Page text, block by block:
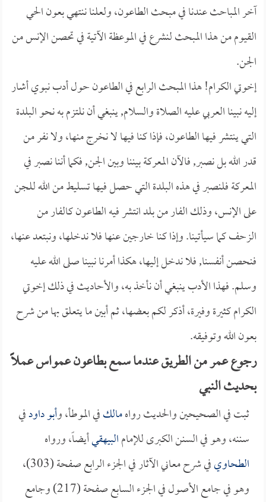
آخر المباحث عندنا في مبحث الطاعون، ولعلنا ننتهي بعون الحي
القيوم من هذا المبحث لنشرع في الموعظة الآتية في تحصن الإنس من
الجن.
إخوتي الكرام! هذا المبحث الرابع في الطاعون حول أدب نبوي أشار
إليه نبينا العربي عليه الصلاة والسلام, ينبغي أن نلتزم به نحو البلدة
التي ينتشر فيها الطاعون، فإذا كنا فيها لا نخرج منها، ولا نفر من
قدر الله بل نصبر, فالآن المعركة بيننا وبين الجن, فكما أننا نصبر في
المعركة فلنصبر في هذه البلدة التي حصل فيها تسليط من الله للجن
على الإنس، وذلك الفار من بلد انتشر فيه الطاعون كالفار من
الزحف كما سيأتينا. وإذا كنا خارجين عنها فلا ندخلها، ونبتعد عنها،
فنحصن أنفسنا, فلا ندخل إليها، هكذا أمرنا نبينا صلى الله عليه
وسلم. فهذا الأدب ينبغي أن نأخذ به، والأحاديث في ذلك إخوتي
الكرام كثيرة وفيرة، أذكر لكم بعضها، ثم أبين ما يتعلق بها من شرح
بعون الله وتوفيقه.
رجوع عمر من الطريق عندما سمع بطاعون عمواس عملاً
بحديث النبي
ثبت في الصحيحين والحديث رواهمالكفي الموطأ، وأبو داودفي
سننه، وهو في السنن الكبرى للإمامالبيهقيأيضاً، ورواه
الطحاوي
في شرح معاني الآثار في الجزء الرابع صفحة (303)،
وهو في جامع الأصول في الجزء السابع صفحة (217) وجامع